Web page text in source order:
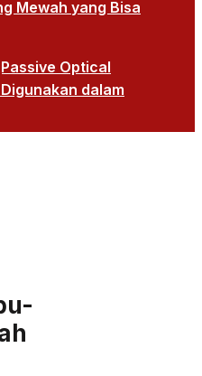
Mewah yang Bisa
Optical
dalam